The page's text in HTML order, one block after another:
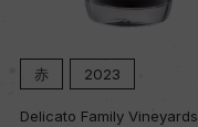
赤 2023
Delicato Family Vineyards